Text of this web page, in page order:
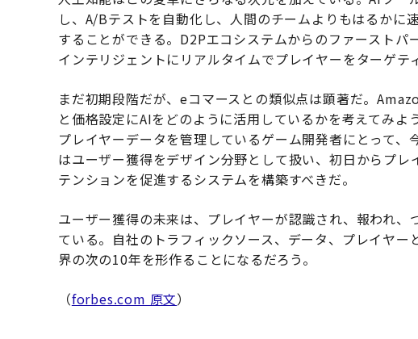
し、A/Bテストを自動化し、人間のチームよりもはるかに
することができる。D2Pエコシステムからのファーストパ
インテリジェントにリアルタイムでプレイヤーをターゲテ
まだ初期段階だが、eコマースとの類似点は顕著だ。
と価格設定にAIをどのように活用しているかを考えてみ
プレイヤーデータを管理しているゲーム開発者にとって
はユーザー獲得をデザイン分野として扱い、初日からプ
テンションを促進するシステムを構築すべきだ。
ユーザー獲得の未来は、プレイヤーが認識され、報われ
ている。自社のトラフィックソース、データ、プレイヤ
界の次の10年を形作ることになるだろう。
（forbes.com 原文）